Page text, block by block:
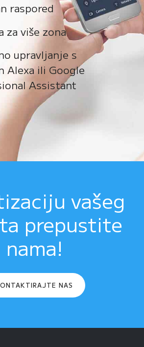
raspored
za više zona
upravljanje s
Alexa ili Google
Assistant
vašeg
prepustite
nama!
NAS